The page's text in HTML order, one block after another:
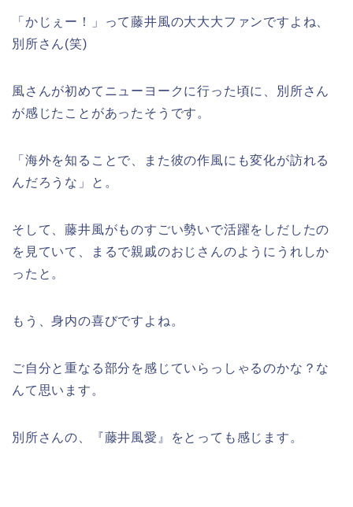
「かじぇー！」って藤井風の大大大ファンですよね、
別所さん(笑)
風さんが初めてニューヨークに行った頃に、別所さん
が感じたことがあったそうです。
「海外を知ることで、また彼の作風にも変化が訪れる
んだろうな」と。
そして、藤井風がものすごい勢いで活躍をしだしたの
を見ていて、まるで親戚のおじさんのようにうれしか
ったと。
もう、身内の喜びですよね。
ご自分と重なる部分を感じていらっしゃるのかな？な
んて思います。
別所さんの、『藤井風愛』をとっても感じます。